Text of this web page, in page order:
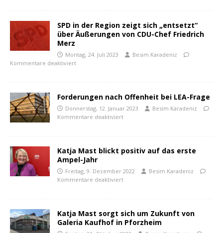
SPD in der Region zeigt sich „entsetzt“
über Äußerungen von CDU-Chef Friedrich
Merz
Montag, 24. Juli 2023
Besim Karadeniz
Kommentare deaktiviert
Forderungen nach Offenheit bei LEA-Frage
Donnerstag, 12. Januar 2023
Besim Karadeniz
Kommentare deaktiviert
Katja Mast blickt positiv auf das erste
Ampel-Jahr
Freitag, 9. Dezember 2022
Besim Karadeniz
Kommentare deaktiviert
Katja Mast sorgt sich um Zukunft von
Galeria Kaufhof in Pforzheim